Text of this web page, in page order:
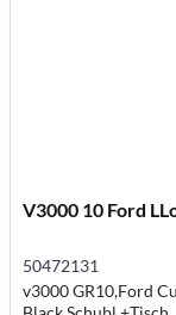
V3000 10 Ford
50472131
v3000 GR10,Ford